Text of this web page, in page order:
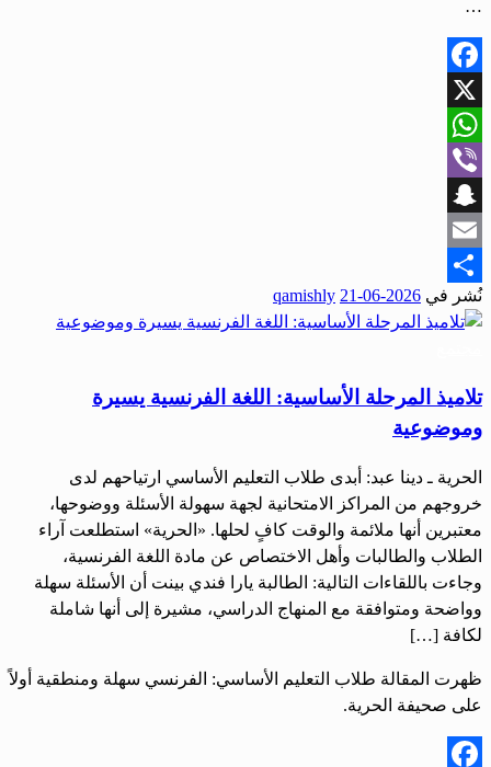
…
Facebook
X
WhatsApp
Viber
Snapchat
Email
Share
نُشر في 2026-06-21
qamishly
تلاميذ المرحلة الأساسية: اللغة الفرنسية يسيرة
وموضوعية
الحرية ـ دينا عبد: أبدى طلاب التعليم الأساسي ارتياحهم لدى
خروجهم من المراكز الامتحانية لجهة سهولة الأسئلة ووضوحها،
معتبرين أنها ملائمة والوقت كافٍ لحلها. «الحرية» استطلعت آراء
الطلاب والطالبات وأهل الاختصاص عن مادة اللغة الفرنسية،
وجاءت باللقاءات التالية: الطالبة يارا فندي بينت أن الأسئلة سهلة
وواضحة ومتوافقة مع المنهاج الدراسي، مشيرة إلى أنها شاملة
لكافة […]
ظهرت المقالة طلاب التعليم الأساسي: الفرنسي سهلة ومنطقية أولاً
على صحيفة الحرية.